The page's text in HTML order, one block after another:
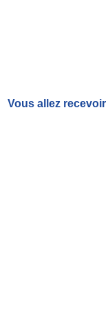
Vous allez recevoir